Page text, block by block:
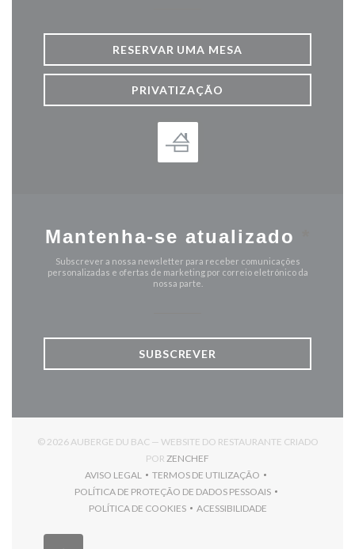
RESERVAR UMA MESA
PRIVATIZAÇÃO
Mantenha-se atualizado
Subscrever a nossa newsletter para receber comunicações
personalizadas e ofertas de marketing por correio eletrónico da
nossa parte.
SUBSCREVER
© 2026 AUBERGE DU BAC — WEBSITE DO RESTAURANTE CRIADO
POR ZENCHEF
AVISO LEGAL
((ABRE NUMA NOVA JANELA))
TERMOS DE UTILIZAÇÃO
((ABRE NUMA NOVA JANELA))
POLÍTICA DE PROTEÇÃO DE DADOS PESSOAIS
((ABRE NUMA NOVA JANELA))
POLÍTICA DE COOKIES
((ABRE NUMA NOVA JANELA))
ACESSIBILIDADE
((ABRE NUMA NOVA